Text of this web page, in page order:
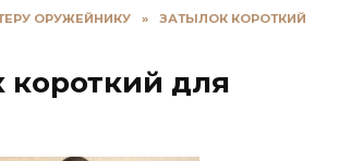
ОРУЖЕЙНИКУ »
ЗАТЫЛОК КОРОТКИЙ
короткий для